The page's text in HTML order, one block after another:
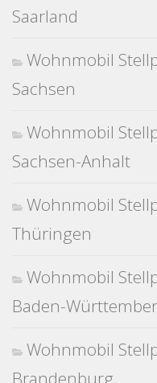
Saarland
Wohnmobil
Sachsen
Wohnmobil
Sachsen-Anhalt
Wohnmobil
Thüringen
Wohnmobil
Baden-
Wohnmobil
Brandenburg